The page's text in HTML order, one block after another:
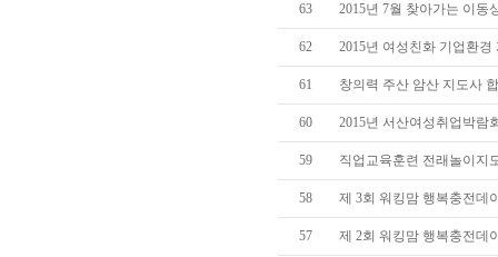
63 2015년 7월 찾아가는 이동
62 2015년 여성친화 기업환경
61 창의력 주산 암산 지도사
60 2015년 서산여성취업박람
59 직업교육훈련 전래놀이지
58 제 3회 워킹맘 행복충전데
57 제 2회 워킹맘 행복충전데